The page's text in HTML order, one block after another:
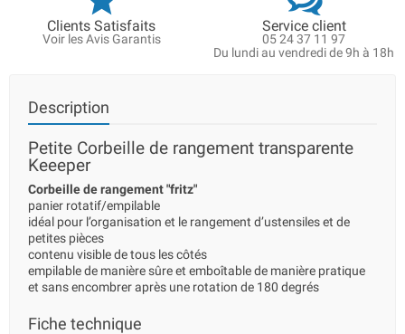
Clients Satisfaits
Voir les Avis Garantis
Service client
05 24 37 11 97
Du lundi au vendredi de 9h à 18h
Description
Petite Corbeille de rangement transparente
Keeeper
Corbeille de rangement "fritz"
panier rotatif/empilable
idéal pour l’organisation et le rangement d’ustensiles et de
petites pièces
contenu visible de tous les côtés
empilable de manière sûre et emboîtable de manière pratique
et sans encombrer après une rotation de 180 degrés
Fiche technique